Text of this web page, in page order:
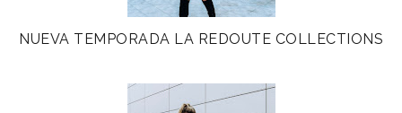
NUEVA TEMPORADA LA REDOUTE COLLECTIONS